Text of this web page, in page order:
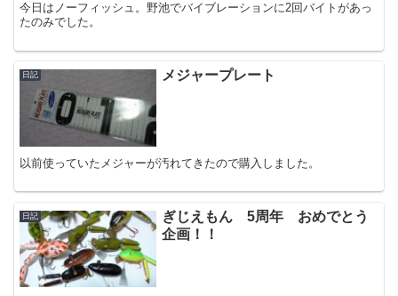
今日はノーフィッシュ。野池でバイブレーションに2回バイトがあっ
たのみでした。
日記 メジャープレート
以前使っていたメジャーが汚れてきたので購入しました。
日記
ぎじえもん 5周年 おめでとう
企画！！